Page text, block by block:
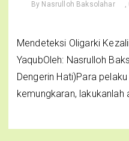
By Nasrulloh Baksolahar ,
Mendeteksi Oligarki
YaqubOleh: Nasrulloh
Dengerin Hati)Para
kemungkaran, lakukanlah